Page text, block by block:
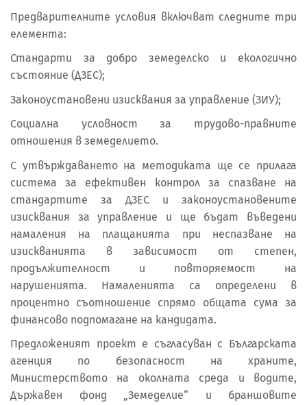
Предварителните условия включват следните три
елемента:
Стандарти за добро земеделско и екологично
състояние (ДЗЕС);
Законоустановени изисквания за управление (ЗИУ);
Социална условност за трудово-правните
отношения в земеделието.
С утвърждаването на методиката ще се прилага
система за ефективен контрол за спазване на
стандартите за ДЗЕС и законоустановените
изисквания за управление и ще бъдат въведени
намаления на плащанията при неспазване на
изискванията в зависимост от степен,
продължителност и повторяемост на
нарушенията. Намаленията са определени в
процентно съотношение спрямо общата сума за
финансово подпомагане на кандидата.
Предложеният проект е съгласуван с Българската
агенция по безопасност на храните,
Министерството на околната среда и водите,
Държавен фонд „Земеделие“ и браншовите